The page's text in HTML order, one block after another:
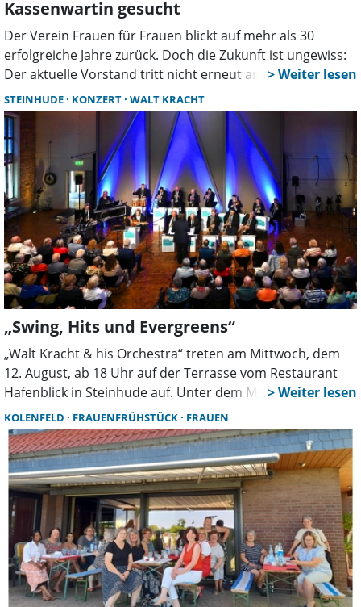
Kassenwartin gesucht
Der Verein Frauen für Frauen blickt auf mehr als 30
erfolgreiche Jahre zurück. Doch die Zukunft ist ungewiss:
Der aktuelle Vorstand tritt nicht erneut an. Für fast alle
Posten gibt es bereits Interessentinnen. Jetzt wird
dringend eine Kassenwartin gesucht, damit die
Vereinsarbeit weitergehen kann.
STEINHUDE KONZERT WALT KRACHT
„Swing, Hits und Evergreens“
„Walt Kracht & his Orchestra“ treten am Mittwoch, dem
12. August, ab 18 Uhr auf der Terrasse vom Restaurant
Hafenblick in Steinhude auf. Unter dem Motto „Swing, Hits
& Evergreens” präsentiert die Formation ein vielseitiges
Musikprogramm, welches Generationen verbindet.
KOLENFELD FRAUENFRÜHSTÜCK FRAUEN